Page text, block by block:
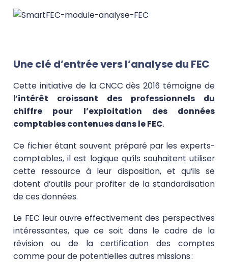
Une clé d’entrée vers l’analyse du FEC
Cette initiative de la CNCC dès 2016 témoigne de
l’intérêt croissant des professionnels du
chiffre pour l’exploitation des données
comptables contenues dans le FEC.
Ce fichier étant souvent préparé par les experts-
comptables, il est logique qu’ils souhaitent utiliser
cette ressource à leur disposition, et qu’ils se
dotent d’outils pour profiter de la standardisation
de ces données.
Le FEC leur ouvre effectivement des perspectives
intéressantes, que ce soit dans le cadre de la
révision ou de la certification des comptes
comme pour de potentielles autres missions :